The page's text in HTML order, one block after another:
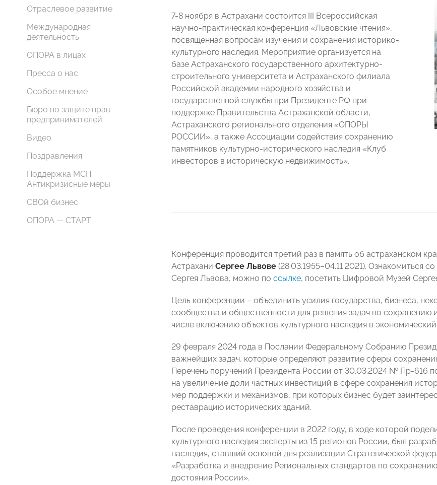
Отраслевое развитие
Международная
деятельность
ОПОРА в лицах
Пресса о нас
Особое мнение
Бюро по защите прав
предпринимателей
Видео
Поздравления
Поддержка МСП.
Антикризисные меры
СВОй бизнес
ОПОРА — СТАРТ
7-8 ноября в Астрахани состоится III Всероссийская
научно-практическая конференция «Львовские чтения»,
посвященная вопросам изучения и сохранения историко-
культурного наследия. Мероприятие организуется на
базе Астраханского государственного архитектурно-
строительного университета и Астраханского филиала
Российской академии народного хозяйства и
государственной службы при Президенте РФ при
поддержке Правительства Астраханской области,
Астраханского регионального отделения «ОПОРЫ
РОССИИ», а также Ассоциации содействия сохранению
памятников культурно-исторического наследия «Клуб
инвесторов в историческую недвижимость».
Конференция проводится третий раз в память об астраханском
Астрахани Сергее Львове (28.03.1955–04.11.2021). Ознакомиться
Сергея Львова, можно по ссылке, посетить Цифровой Музей
Цель конференции – объединить усилия государства, бизнеса,
сообщества и общественности для решения задач по сохранению
числе включению объектов культурного наследия в
29 февраля 2024 года в Послании Федеральному Собранию
важнейших задач, которые определяют развитие сферы
Перечень поручений Президента России от 30.03.2024 № Пр-616
на увеличение доли частных инвестиций в сфере сохранения
мер поддержки и механизмов, при которых бизнес будет
реставрацию исторических зданий.
После проведения конференции в 2022 году, в ходе которой
культурного наследия эксперты из 15 регионов России, был
наследия, ставший основой для реализации Стратегической
«Разработка и внедрение Региональных стандартов по
достояния России».